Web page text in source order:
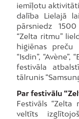
iemīļotu
dalība Lielajā
pārsniedz
“Zelta ritmu”
higiēnas preču
“Isdin”,
festivāla
tālrunis
Par festivālu
Festivāls
veltīts